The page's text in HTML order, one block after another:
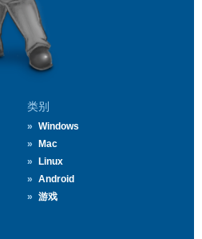
类别
Windows
Mac
Linux
Android
游戏